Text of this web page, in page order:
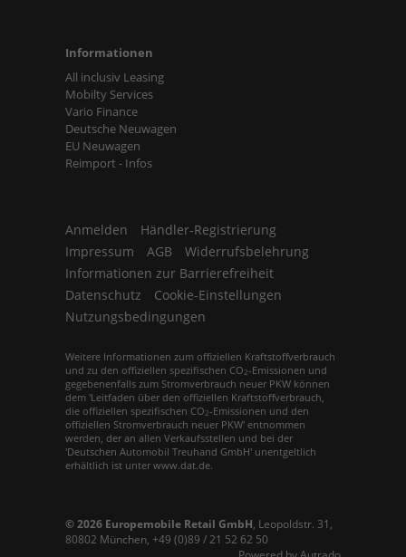
Informationen
All inclusiv Leasing
Mobilty Services
Vario Finance
Deutsche Neuwagen
EU Neuwagen
Reimport - Infos
Anmelden
Händler-Registrierung
Impressum
AGB
Widerrufsbelehrung
Informationen zur Barrierefreiheit
Datenschutz
Cookie-Einstellungen
Nutzungsbedingungen
Weitere Informationen zum offiziellen Kraftstoffverbrauch
und zu den offiziellen spezifischen CO2-Emissionen und
gegebenenfalls zum Stromverbrauch neuer PKW können
dem 'Leitfaden über den offiziellen Kraftstoffverbrauch,
die offiziellen spezifischen CO2-Emissionen und den
offiziellen Stromverbrauch neuer PKW' entnommen
werden, der an allen Verkaufsstellen und bei der
'Deutschen Automobil Treuhand GmbH' unentgeltlich
erhältlich ist unter www.dat.de.
© 2026 Europemobile Retail GmbH, Leopoldstr. 31 ,
80802 München, +49 (0)89 / 21 52 62 50